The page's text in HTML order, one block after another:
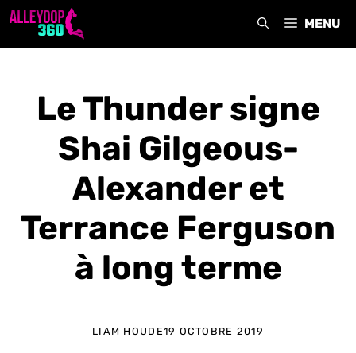
Aller
MENU
Le Thunder signe
Shai Gilgeous-
Alexander et
Terrance Ferguson
à long terme
LIAM HOUDE19 OCTOBRE 2019